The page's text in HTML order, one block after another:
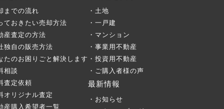
までの流れ
ておきたい売却方法
産査定の方法
独自の販売方法
たのお困りごと解決します
相談
査定依頼
オリジナル査定
産購入希望者一覧
・土地
・一戸建
・マンション
・事業用不動産
・投資用不動産
・ご購入者様の声
最新情報
・お知らせ